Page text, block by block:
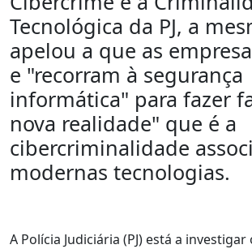
Tecnológica da PJ, a
apelou a que as
e "recorram à segurança
informática" para fazer
nova realidade" que é a
cibercriminalidade
modernas tecnologias.
A Polícia Judiciária (PJ) está a